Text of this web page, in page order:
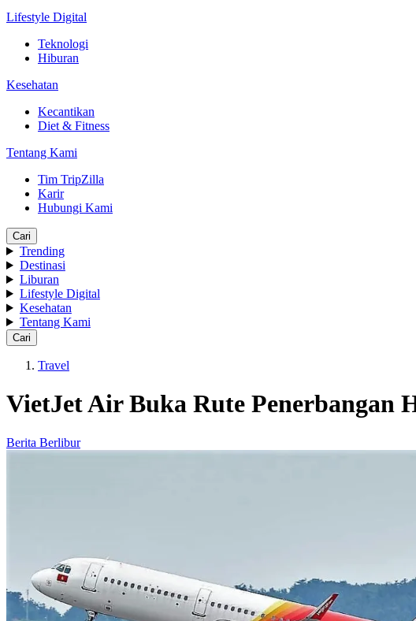
Lifestyle Digital
Teknologi
Hiburan
Kesehatan
Kecantikan
Diet & Fitness
Tentang Kami
Tim TripZilla
Karir
Hubungi Kami
Cari
Trending
Destinasi
Liburan
Lifestyle Digital
Kesehatan
Tentang Kami
Cari
Travel
VietJet Air Buka Rute Penerbangan
Berita Berlibur